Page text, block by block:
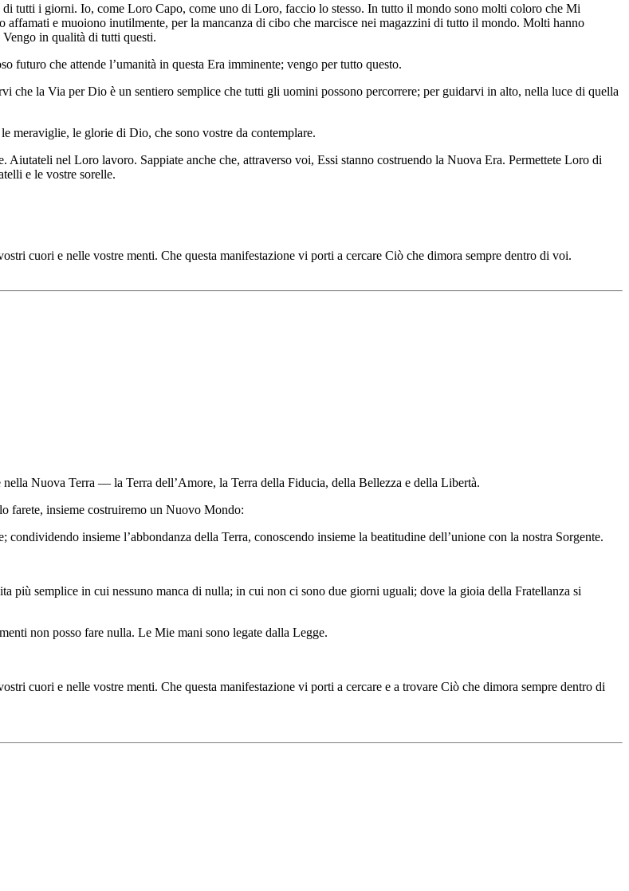
tutti i giorni. Io, come Loro Capo, come uno di Loro, faccio lo stesso. In tutto il mondo sono molti coloro che Mi
e muoiono inutilmente, per la mancanza di cibo che marcisce nei magazzini di tutto il mondo. Molti hanno
in qualità di tutti questi.
che attende l’umanità in questa Era imminente; vengo per tutto questo.
che la Via per Dio è un sentiero semplice che tutti gli uomini possono percorrere; per guidarvi in alto, nella luce di quella
meraviglie, le glorie di Dio, che sono vostre da contemplare.
nel Loro lavoro. Sappiate anche che, attraverso voi, Essi stanno costruendo la Nuova Era. Permettete Loro di
e le vostre sorelle.
cuori e nelle vostre menti. Che questa manifestazione vi porti a cercare Ciò che dimora sempre dentro di voi.
Nuova Terra — la Terra dell’Amore, la Terra della Fiducia, della Bellezza e della Libertà.
farete, insieme costruiremo un Nuovo Mondo:
insieme l’abbondanza della Terra, conoscendo insieme la beatitudine dell’unione con la nostra Sorgente.
più semplice in cui nessuno manca di nulla; in cui non ci sono due giorni uguali; dove la gioia della Fratellanza si
non posso fare nulla. Le Mie mani sono legate dalla Legge.
cuori e nelle vostre menti. Che questa manifestazione vi porti a cercare e a trovare Ciò che dimora sempre dentro di